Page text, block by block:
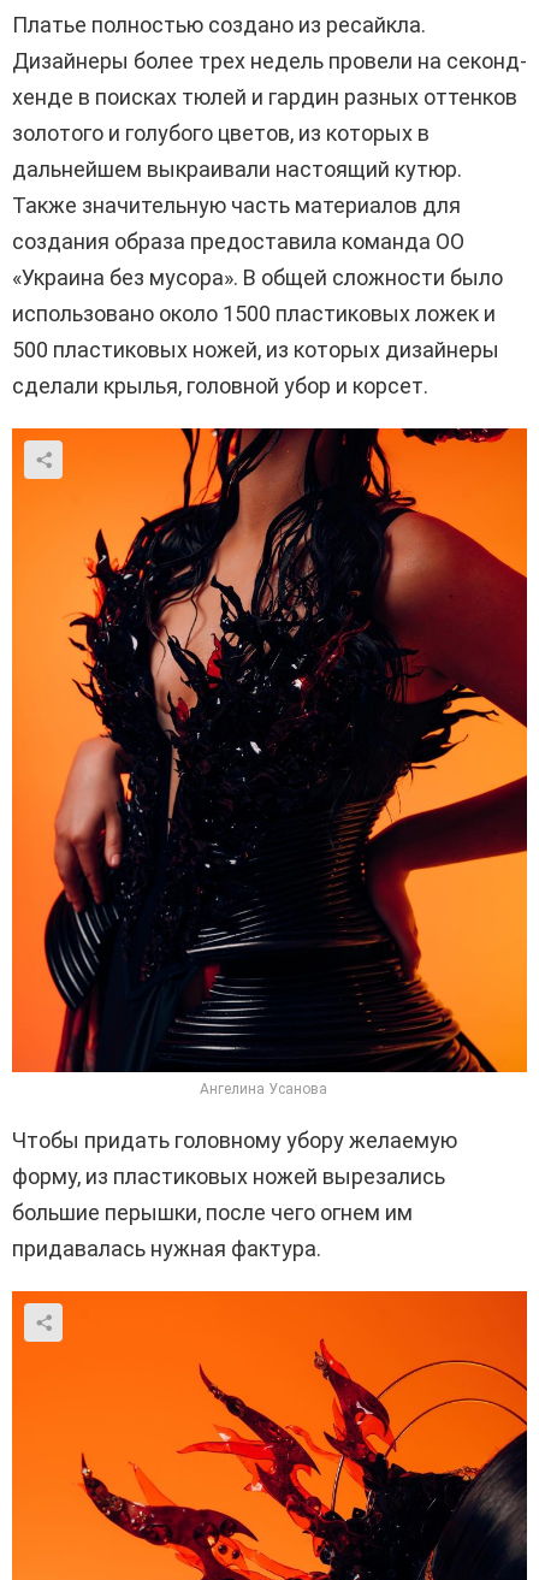
Платье полностью создано из ресайкла.
Дизайнеры более трех недель провели на секонд-
хенде в поисках тюлей и гардин разных оттенков
золотого и голубого цветов, из которых в
дальнейшем выкраивали настоящий кутюр.
Также значительную часть материалов для
создания образа предоставила команда ОО
«Украина без мусора». В общей сложности было
использовано около 1500 пластиковых ложек и
500 пластиковых ножей, из которых дизайнеры
сделали крылья, головной убор и корсет.
Ангелина Усанова
Чтобы придать головному убору желаемую
форму, из пластиковых ножей вырезались
большие перышки, после чего огнем им
придавалась нужная фактура.